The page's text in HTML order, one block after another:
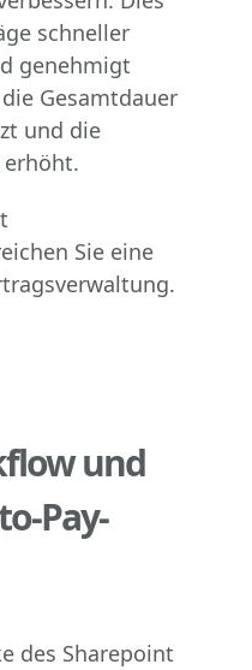
schneller
genehmigt
Gesamtdauer
und die
und
Pay-
des Sharepoint